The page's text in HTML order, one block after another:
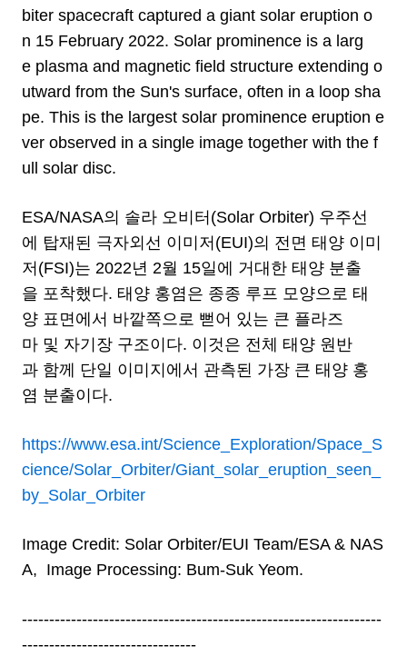
biter spacecraft captured a giant solar eruption o
n 15 February 2022. Solar prominence is a larg
e plasma and magnetic field structure extending o
utward from the Sun's surface, often in a loop sha
pe. This is the largest solar prominence eruption e
ver observed in a single image together with the f
ull solar disc.
ESA/NASA의 솔라 오비터(Solar Orbiter) 우주선
에 탑재된 극자외선 이미저(EUI)의 전면 태양 이미
저(FSI)는 2022년 2월 15일에 거대한 태양 분출
을 포착했다. 태양 홍염은 종종 루프 모양으로 태
양 표면에서 바깥쪽으로 뻗어 있는 큰 플라즈
마 및 자기장 구조이다. 이것은 전체 태양 원반
과 함께 단일 이미지에서 관측된 가장 큰 태양 홍
염 분출이다.
https://www.esa.int/Science_Exploration/Space_S
cience/Solar_Orbiter/Giant_solar_eruption_seen_
by_Solar_Orbiter
Image Credit: Solar Orbiter/EUI Team/ESA & NAS
A, Image Processing: Bum-Suk Yeom.
------------------------------------------------------------------
--------------------------------